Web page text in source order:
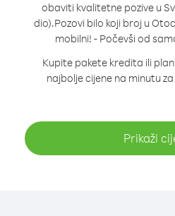
obaviti kvalitetne pozive u
dio).Pozovi bilo koji broj u
mobilni! - Počevši od
Kupite pakete kredita ili
najbolje cijene na minutu
Prikaži